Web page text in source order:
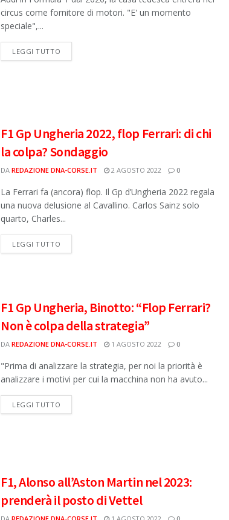
circus come fornitore di motori. "E' un momento
speciale",...
LEGGI TUTTO
F1 Gp Ungheria 2022, flop Ferrari: di chi
la colpa? Sondaggio
DA REDAZIONE DNA-CORSE.IT 2 AGOSTO 2022 0
La Ferrari fa (ancora) flop. Il Gp d’Ungheria 2022 regala
una nuova delusione al Cavallino. Carlos Sainz solo
quarto, Charles...
LEGGI TUTTO
F1 Gp Ungheria, Binotto: “Flop Ferrari?
Non è colpa della strategia”
DA REDAZIONE DNA-CORSE.IT 1 AGOSTO 2022 0
"Prima di analizzare la strategia, per noi la priorità è
analizzare i motivi per cui la macchina non ha avuto...
LEGGI TUTTO
F1, Alonso all’Aston Martin nel 2023:
prenderà il posto di Vettel